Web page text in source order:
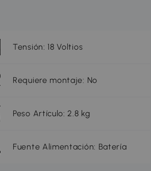
Tensión: 18 Voltios
Requiere montaje: No
Peso Artículo: 2.8 kg
Fuente Alimentación: Batería